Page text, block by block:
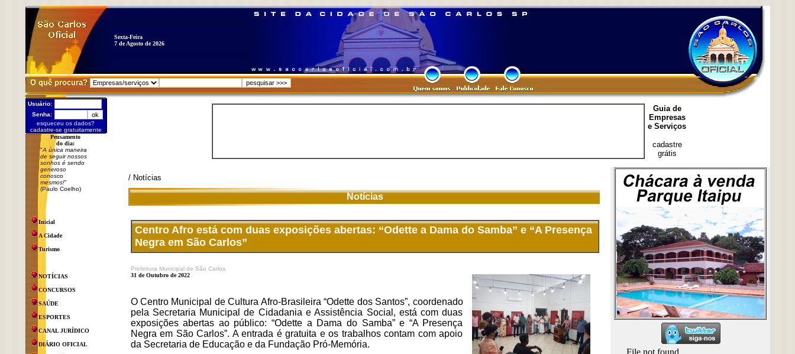
Sexta-Feira
7 de Agosto de 2026
O quê procura?
Usuário:
Senha:
esqueceu os dados?
cadastre-se gratuitamente
Pensamento
do dia:
"A única maneira
de seguir nossos
sonhos é sendo
generoso
conosco
mesmos!"
(Paulo Coelho)
Inicial
A Cidade
Turismo
NOTÍCIAS
CONCURSOS
SAÚDE
ESPORTES
CANAL JURÍDICO
DIÁRIO OFICIAL
Guia de
Empresas
e Serviços
cadastre
grátis
/ Notícias
Notícias
Centro Afro está com duas exposições abertas: “Odette a Dama do Samba” e “A Presença
Negra em São Carlos”
Prefeitura Municipal de São Carlos
31 de Outubro de 2022
O Centro Municipal de Cultura Afro-Brasileira “Odette dos Santos”, coordenado
pela Secretaria Municipal de Cidadania e Assistência Social, está com duas
exposições abertas ao público: “Odette a Dama do Samba” e “A Presença
Negra em São Carlos”. A entrada é gratuita e os trabalhos contam com apoio
da Secretaria de Educação e da Fundação Pró-Memória.